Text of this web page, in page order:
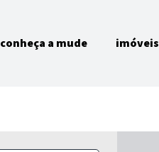
conheça a mude imóveis